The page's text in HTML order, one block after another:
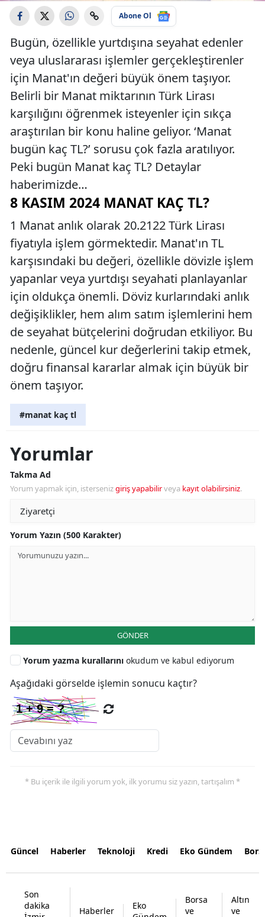
Abone Ol
Bugün, özellikle yurtdışına seyahat edenler
veya uluslararası işlemler gerçekleştirenler
için Manat'ın değeri büyük önem taşıyor.
Belirli bir Manat miktarının Türk Lirası
karşılığını öğrenmek isteyenler için sıkça
araştırılan bir konu haline geliyor. ‘Manat
bugün kaç TL?’ sorusu çok fazla aratılıyor.
Peki bugün Manat kaç TL? Detaylar
haberimizde…
8 KASIM 2024 MANAT KAÇ TL?
1 Manat anlık olarak 20.2122 Türk Lirası
fiyatıyla işlem görmektedir. Manat'ın TL
karşısındaki bu değeri, özellikle dövizle işlem
yapanlar veya yurtdışı seyahati planlayanlar
için oldukça önemli. Döviz kurlarındaki anlık
değişiklikler, hem alım satım işlemlerini hem
de seyahat bütçelerini doğrudan etkiliyor. Bu
nedenle, güncel kur değerlerini takip etmek,
doğru finansal kararlar almak için büyük bir
önem taşıyor.
#manat kaç tl
Yorumlar
Takma Ad
Yorum yapmak için, istersenizgiriş yapabilirveya kayıt olabilirsiniz.
Yorum Yazın (500 Karakter)
GÖNDER
Yorum yazma kurallarını okudum ve kabul ediyorum
Aşağıdaki görselde işlemin sonucu kaçtır?
* Bu içerik ile ilgili yorum yok, ilk yorumu siz yazın, tartışalım *
Güncel Haberler Teknoloji Kredi Eko Gündem
Son
dakika
Haberler
Eko
Borsa
ve
Altın
ve